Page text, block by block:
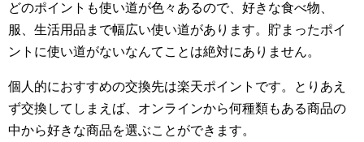
どのポイントも使い道が色々あるので、好きな食べ物、
服、生活用品まで幅広い使い道があります。貯まったポイ
ントに使い道がないなんてことは絶対にありません。
個人的におすすめの交換先は楽天ポイントです。とりあえ
ず交換してしまえば、オンラインから何種類もある商品の
中から好きな商品を選ぶことができます。